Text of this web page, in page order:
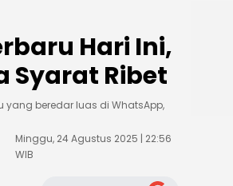
Hari Ini,
Syarat Ribet
yang beredar luas di WhatsApp,
Minggu, 24 Agustus 2025 | 22:56
WIB